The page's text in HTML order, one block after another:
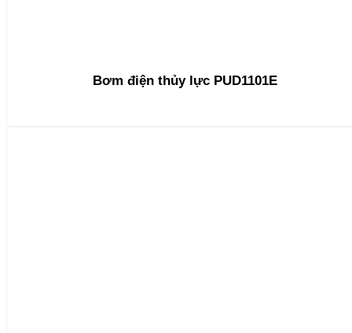
Bơm điện thủy lực PUD1101E